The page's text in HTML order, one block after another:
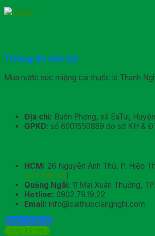
Thông tin liên hệ
Mua nước súc miệng cai thuốc lá Thanh
Địa chỉ: Buôn Phơng, xã EaTul,
GPKD: số 6001550889 do sở KH &
HCM: 26 Nguyễn Ảnh Thủ, P. Hiệp
xem bản đồ)
Quảng Ngãi: 11 Mai Xuân Thưởng,
Hotline: 0902.79.19.22
Email: info@caithuoclangnghi.com
0902.79.19.22
Đăng ký mua